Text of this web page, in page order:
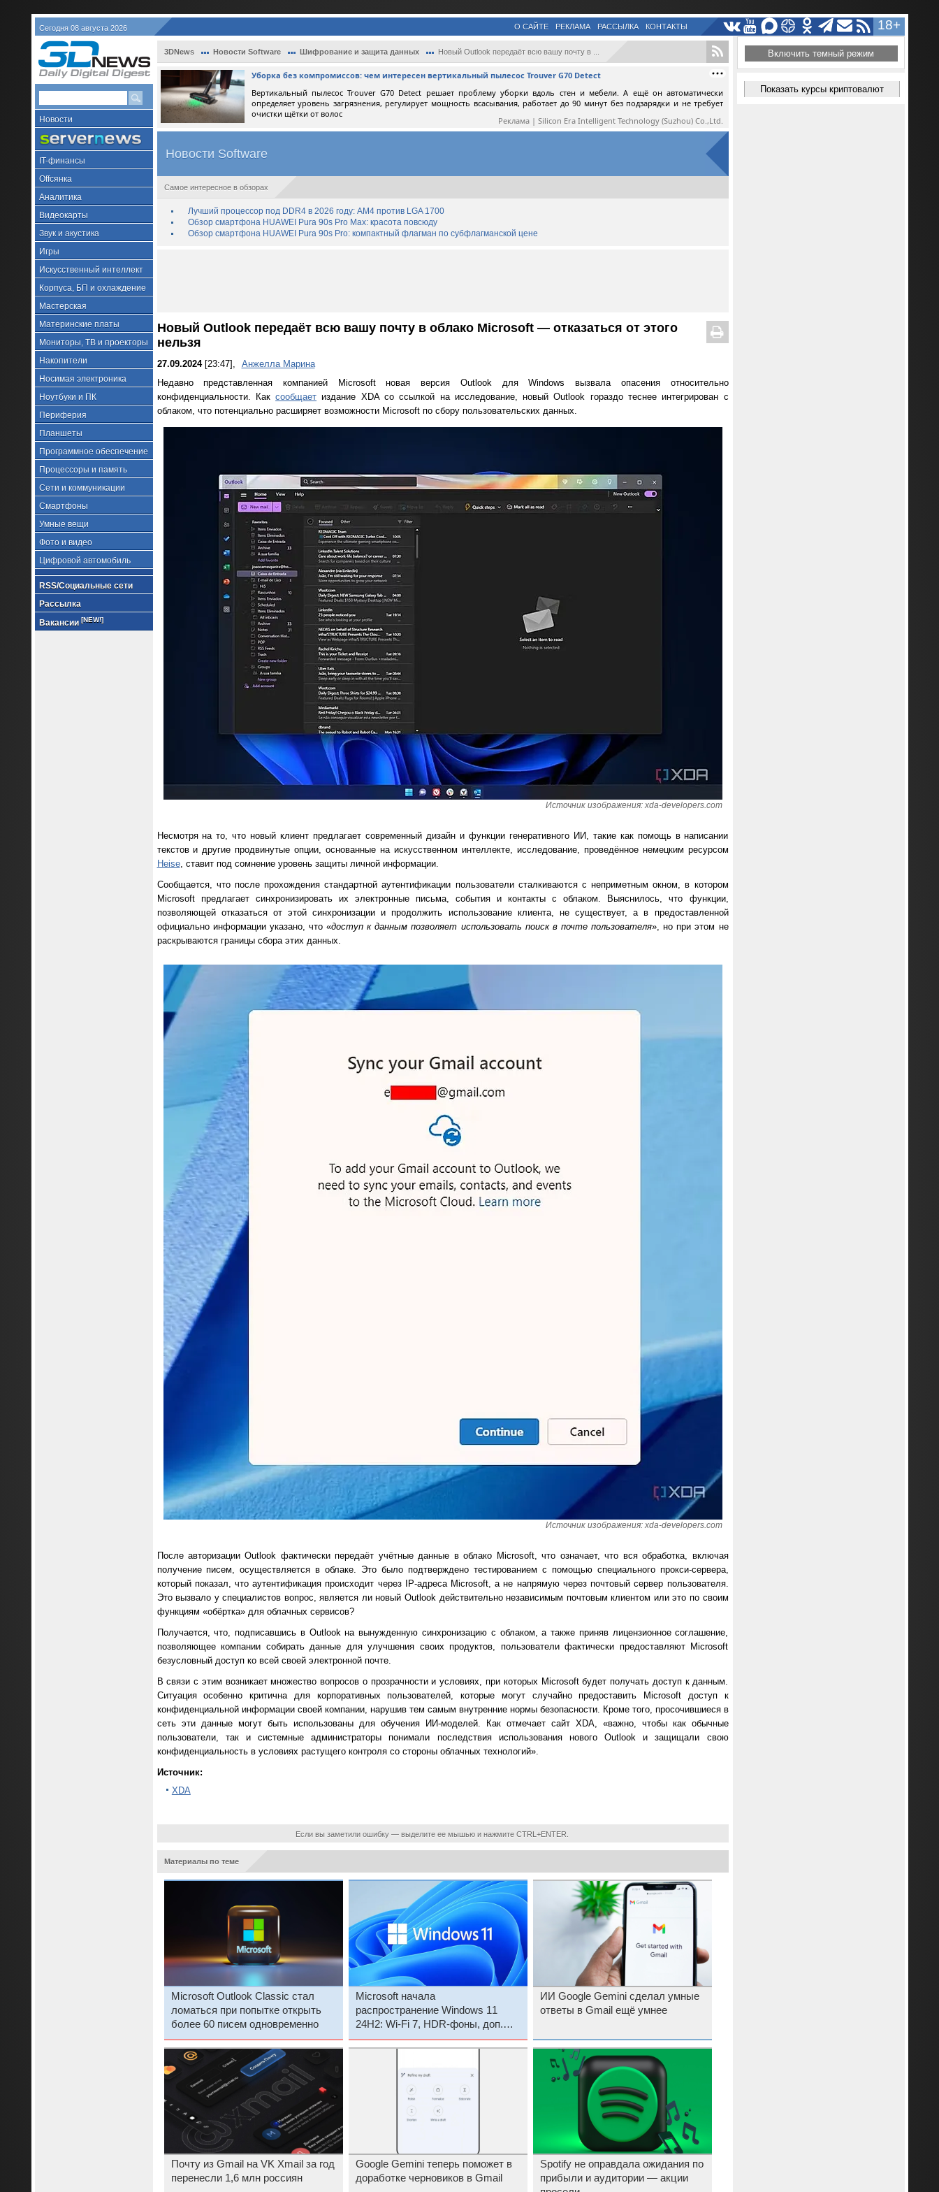
Сегодня 08 августа 2026 18+
О САЙТЕ РЕКЛАМА РАССЫЛКА КОНТАКТЫ
Новости
IT-финансы
Offсянка
Аналитика
Видеокарты
Звук и акустика
Игры
Искусственный интеллект
Корпуса, БП и охлаждение
Мастерская
Материнские платы
Мониторы, ТВ и проекторы
Накопители
Носимая электроника
Ноутбуки и ПК
Периферия
Планшеты
Программное обеспечение
Процессоры и память
Сети и коммуникации
Смартфоны
Умные вещи
Фото и видео
Цифровой автомобиль
RSS/Социальные сети
Рассылка
Вакансии [NEW!]
3DNews Новости Software Шифрование и защита данных Новый Outlook передаёт всю вашу почту в ...
Уборка без компромиссов: чем интересен вертикальный пылесос Trouver G70 Detect
Вертикальный пылесос Trouver G70 Detect решает проблему уборки вдоль стен и мебели. А ещё он автоматически
определяет уровень загрязнения, регулирует мощность всасывания, работает до 90 минут без подзарядки и не требует
очистки щётки от волос
Реклама | Silicon Era Intelligent Technology (Suzhou) Co.,Ltd.
Новости Software
Самое интересное в обзорах
Лучший процессор под DDR4 в 2026 году: AM4 против LGA 1700
Обзор смартфона HUAWEI Pura 90s Pro Max: красота повсюду
Обзор смартфона HUAWEI Pura 90s Pro: компактный флагман по субфлагманской цене
Новый Outlook передаёт всю вашу почту в облако Microsoft — отказаться от этого
нельзя
27.09.2024[23:47],
Анжелла Марина
Недавно представленная компанией Microsoft новая версия Outlook для Windows вызвала опасения относительно
конфиденциальности. Каксообщает издание XDA со ссылкой на исследование, новый Outlook гораздо теснее интегрирован с
облаком, что потенциально расширяет возможности Microsoft по сбору пользовательских данных.
Источник изображения: xda-developers.com
Несмотря на то, что новый клиент предлагает современный дизайн и функции генеративного ИИ, такие как помощь в написании
текстов и другие продвинутые опции, основанные на искусственном интеллекте, исследование, проведённое немецким ресурсом
Heise, ставит под сомнение уровень защиты личной информации.
Сообщается, что после прохождения стандартной аутентификации пользователи сталкиваются с неприметным окном, в котором
Microsoft предлагает синхронизировать их электронные письма, события и контакты с облаком. Выяснилось, что функции,
позволяющей отказаться от этой синхронизации и продолжить использование клиента, не существует, а в предоставленной
официально информации указано, что «доступ к данным позволяет использовать поиск в почте пользователя», но при этом не
раскрываются границы сбора этих данных.
Источник изображения: xda-developers.com
После авторизации Outlook фактически передаёт учётные данные в облако Microsoft, что означает, что вся обработка, включая
получение писем, осуществляется в облаке. Это было подтверждено тестированием с помощью специального прокси-сервера,
который показал, что аутентификация происходит через IP-адреса Microsoft, а не напрямую через почтовый сервер пользователя.
Это вызвало у специалистов вопрос, является ли новый Outlook действительно независимым почтовым клиентом или это по своим
функциям «обёртка» для облачных сервисов?
Получается, что, подписавшись в Outlook на вынужденную синхронизацию с облаком, а также приняв лицензионное соглашение,
позволяющее компании собирать данные для улучшения своих продуктов, пользователи фактически предоставляют Microsoft
безусловный доступ ко всей своей электронной почте.
В связи с этим возникает множество вопросов о прозрачности и условиях, при которых Microsoft будет получать доступ к данным.
Ситуация особенно критична для корпоративных пользователей, которые могут случайно предоставить Microsoft доступ к
конфиденциальной информации своей компании, нарушив тем самым внутренние нормы безопасности. Кроме того, просочившиеся в
сеть эти данные могут быть использованы для обучения ИИ-моделей. Как отмечает сайт XDA, «важно, чтобы как обычные
пользователи, так и системные администраторы понимали последствия использования нового Outlook и защищали свою
конфиденциальность в условиях растущего контроля со стороны облачных технологий».
Источник:
XDA
Если вы заметили ошибку — выделите ее мышью и нажмите CTRL+ENTER.
Материалы по теме
Microsoft Outlook Classic стал
ломаться при попытке открыть
более 60 писем одновременно
Microsoft начала
распространение Windows 11
24H2: Wi-Fi 7, HDR-фоны, доп.
настройки мыши и коннект со
смартфоном
ИИ Google Gemini сделал умные
ответы в Gmail ещё умнее
Почту из Gmail на VK Xmail за год
перенесли 1,6 млн россиян
Google Gemini теперь поможет в
доработке черновиков в Gmail
Spotify не оправдала ожидания по
прибыли и аудитории — акции
Включить темный режим
Показать курсы криптовалют